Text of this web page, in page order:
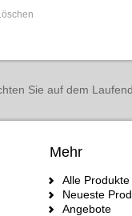
Sie auf dem
Mehr
Alle Produkte
Neueste
Angebote